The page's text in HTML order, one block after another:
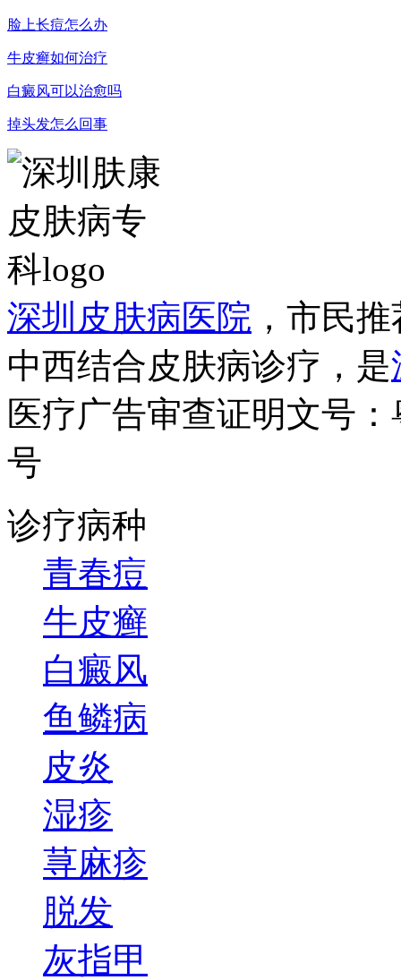
脸上长痘怎么办
牛皮癣如何治疗
白癜风可以治愈吗
掉头发怎么回事
深圳皮肤病医院 ，市民
中西结合皮肤病诊疗，是
医疗广告审查证明文号
号
诊疗病种
青春痘
牛皮癣
白癜风
鱼鳞病
皮炎
湿疹
荨麻疹
脱发
灰指甲